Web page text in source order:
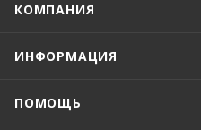
КОМПАНИЯ
ИНФОРМАЦИЯ
ПОМОЩЬ